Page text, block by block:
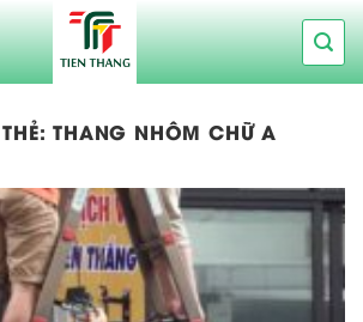
THẺ:THANG NHÔM CHỮ A